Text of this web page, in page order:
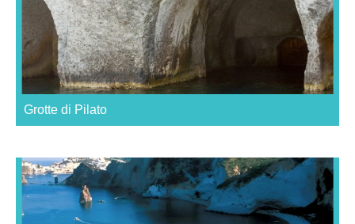
Grotte di Pilato